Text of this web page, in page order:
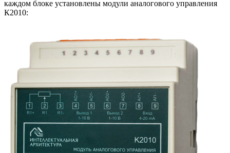
каждом блоке установлены модули аналогового управления
К2010: